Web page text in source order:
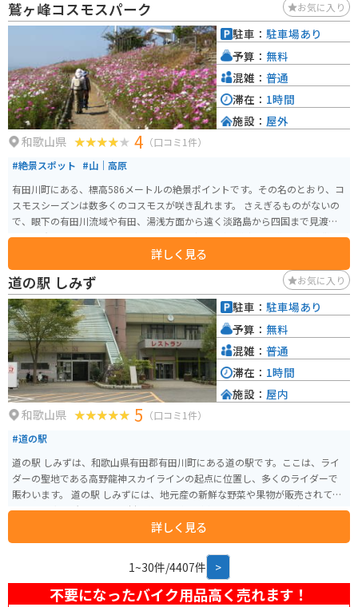
光の拠点として便利です。周辺は自然豊かなワインディングロードが続くた
め、バイクでのツーリングにも最適で、景色を楽しみながら訪れる価値のあ
鷲ヶ峰コスモスパーク お気に入り
和歌山県 4 （口コミ1件）
#絶景スポット #山｜高原
有田川町にある、標高586メートルの絶景ポイントです。その名のとおり、コ
スモスシーズンは数多くのコスモスが咲き乱れます。 さえぎるものがないの
で、眼下の有田川流域や有田、湯浅方面から遠く淡路島から四国まで見渡せ
ます。 有田インターチェンジから30分ほどですが、道中の山道は対向困難な
場所もありますので、ご注意ください。 頂上には売店や販売機はありませ
ん。かつては風車がシンボルでしたが、今は撤去されています。
詳しく見る
駐車： 駐車場あり
予算： 無料
混雑： 普通
滞在： 1時間
施設： 屋外
道の駅 しみず お気に入り
和歌山県 5 （口コミ1件）
#道の駅
道の駅 しみずは、和歌山県有田郡有田川町にある道の駅です。ここは、ライ
ダーの聖地である高野龍神スカイラインの起点に位置し、多くのライダーで
賑わいます。 道の駅 しみずには、地元産の新鮮な野菜や果物が販売されてい
る農産物直売所や、地元食材を使った料理が楽しめるレストランがありま
す。特に、地元産の猪肉を使った猪骨ラーメンは人気メニューです。 また、
道の駅 しみずには、日帰り温泉施設「しみず温泉 きぼうの湯」が併設されて
います。高野龍神スカイラインのツーリングで疲れた体を癒すのに最適です。
周辺には、日本の滝百選に選ばれた「あらぎ島」や、国の重要文化財に指定
されている「旧吉原家住宅」など、観光スポットも点在しています。
詳しく見る
駐車： 駐車場あり
予算： 無料
混雑： 普通
滞在： 1時間
施設： 屋内
1~30件/4407件 >
不要になったバイク用品高く売れます！